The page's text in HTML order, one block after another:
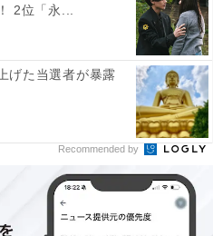
2位「永...
げた当選者が暴露
Recommended by